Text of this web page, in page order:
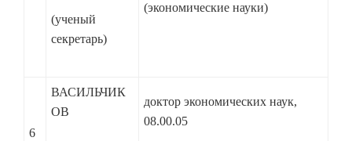
(ученый
секретарь)
(экономические науки)
6
ВАСИЛЬЧИК
ОВ
доктор экономических наук,
08.00.05